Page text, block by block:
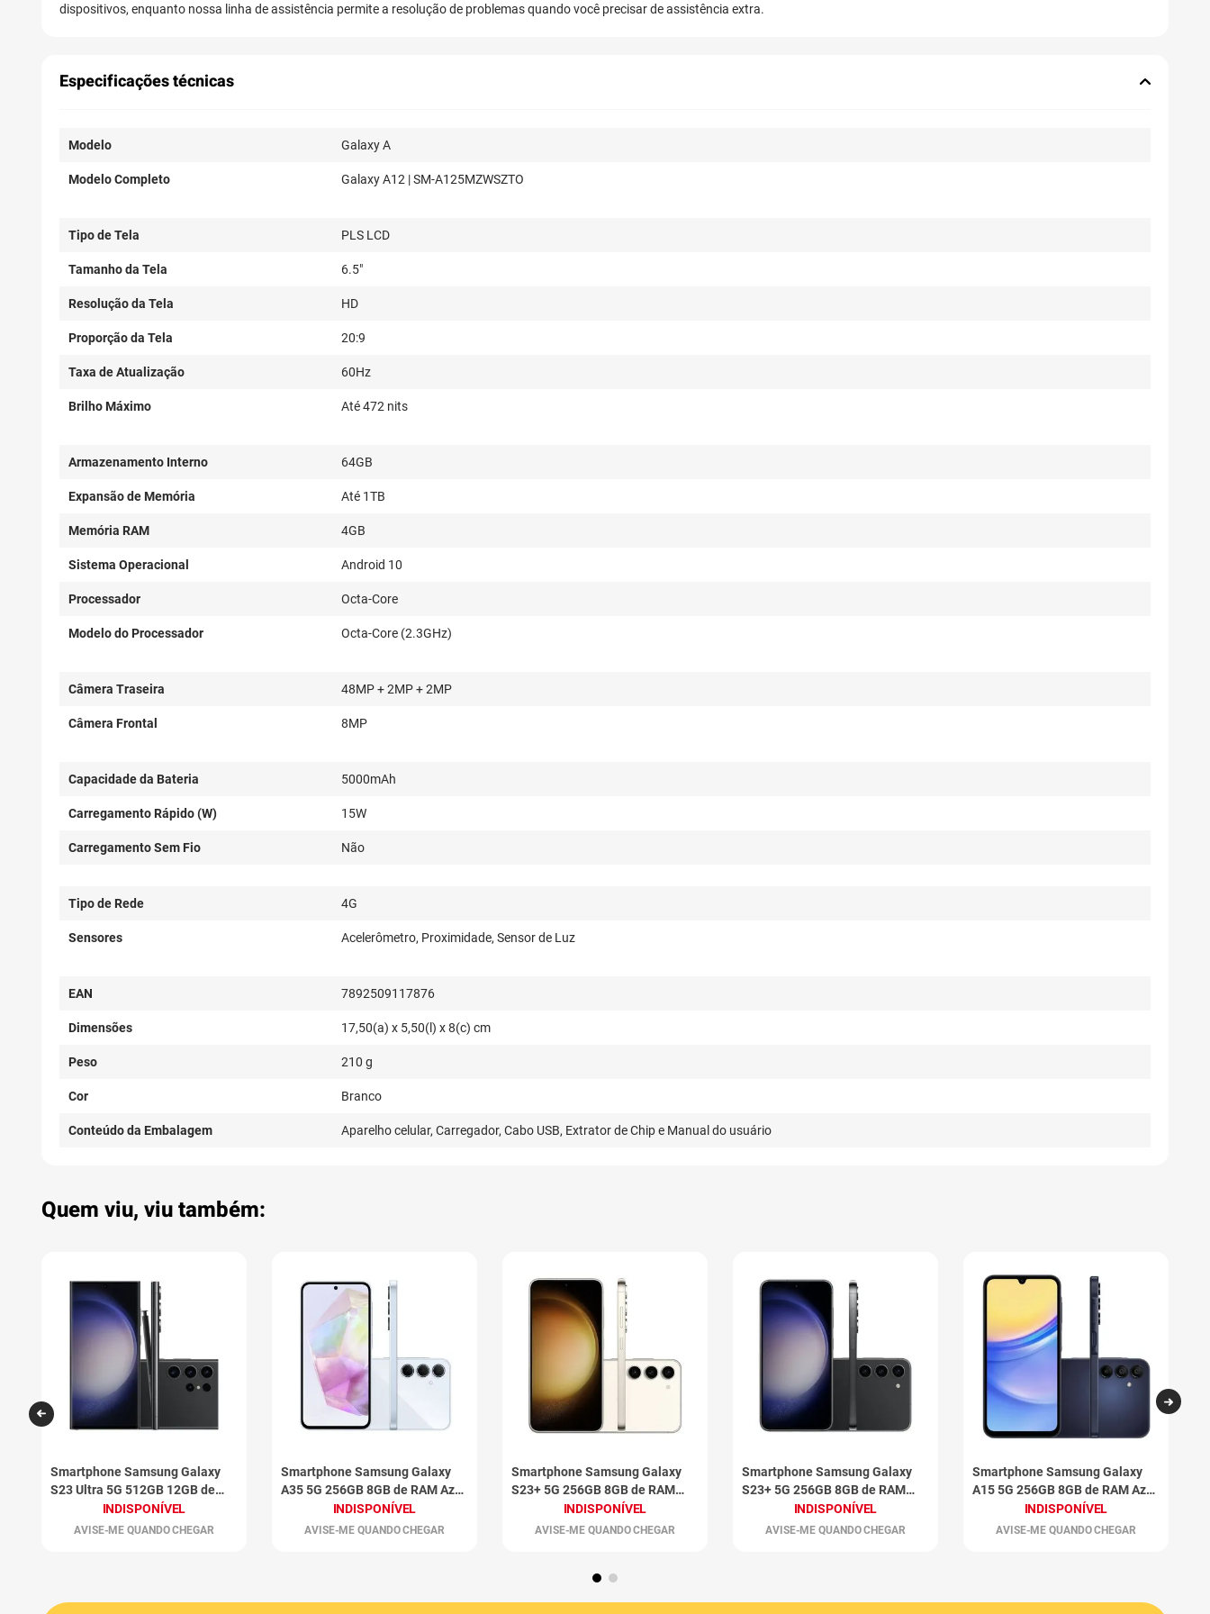
dispositivos, enquanto nossa linha de assistência permite a resolução de problemas quando você precisar de assistência extra.
Especificações técnicas
Modelo Galaxy A
Modelo Completo Galaxy A12 | SM-A125MZWSZTO
Tipo de Tela PLS LCD
Tamanho da Tela 6.5"
Resolução da Tela HD
Proporção da Tela 20:9
Taxa de Atualização 60Hz
Brilho Máximo Até 472 nits
Armazenamento Interno 64GB
Expansão de Memória Até 1TB
Memória RAM 4GB
Sistema Operacional Android 10
Processador Octa-Core
Modelo do Processador Octa-Core (2.3GHz)
Câmera Traseira 48MP + 2MP + 2MP
Câmera Frontal 8MP
Capacidade da Bateria 5000mAh
Carregamento Rápido (W) 15W
Carregamento Sem Fio Não
Tipo de Rede 4G
Sensores Acelerômetro, Proximidade, Sensor de Luz
EAN 7892509117876
Dimensões 17,50(a) x 5,50(l) x 8(c) cm
Peso 210 g
Cor Branco
Conteúdo da Embalagem Aparelho celular, Carregador, Cabo USB, Extrator de Chip e Manual do usuário
Quem viu, viu também:
Smartphone Samsung Galaxy
S23 Ultra 5G 512GB 12GB de
RAM GrafiteINDISPONÍVEL
AVISE-ME QUANDO CHEGAR
Smartphone Samsung Galaxy
A35 5G 256GB 8GB de RAM Azul
INDISPONÍVEL
AVISE-ME QUANDO CHEGAR
Smartphone Samsung Galaxy
S23+ 5G 256GB 8GB de RAM
INDISPONÍVEL
AVISE-ME QUANDO CHEGAR
Smartphone Samsung Galaxy
S23+ 5G 256GB 8GB de RAM
INDISPONÍVEL
AVISE-ME QUANDO CHEGAR
Smartphone Samsung Galaxy
A15 5G 256GB 8GB de RAM Azul
INDISPONÍVEL
AVISE-ME QUANDO CHEGAR